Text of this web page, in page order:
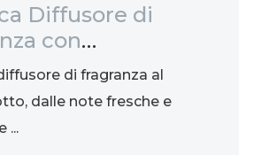
Diffusore di
con
al
500ml
di fragranza al
dalle note fresche e
...